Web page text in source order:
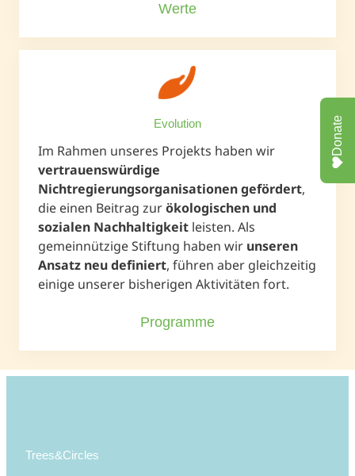
Werte
Evolution
Im Rahmen unseres Projekts haben wir
vertrauenswürdige
Nichtregierungsorganisationen gefördert,
die einen Beitrag zurökologischen und
sozialen Nachhaltigkeit leisten. Als
gemeinnützige Stiftung haben wir unseren
Ansatz neu definiert, führen aber gleichzeitig
einige unserer bisherigen Aktivitäten fort.
Programme
Trees&Circles
Donate